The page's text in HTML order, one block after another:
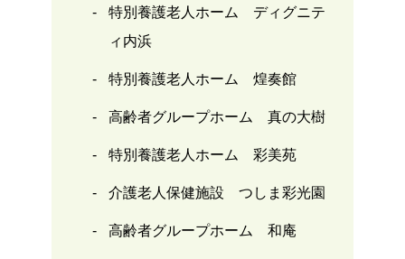
特別養護老人ホーム ディグニテ
ィ内浜
特別養護老人ホーム 煌奏館
高齢者グループホーム 真の大樹
特別養護老人ホーム 彩美苑
介護老人保健施設 つしま彩光園
高齢者グループホーム 和庵